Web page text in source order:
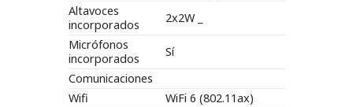
Altavoces
incorporados
2x2W _
Micrófonos
incorporados
Sí
Comunicaciones
Wifi
WiFi 6 (802.11ax)